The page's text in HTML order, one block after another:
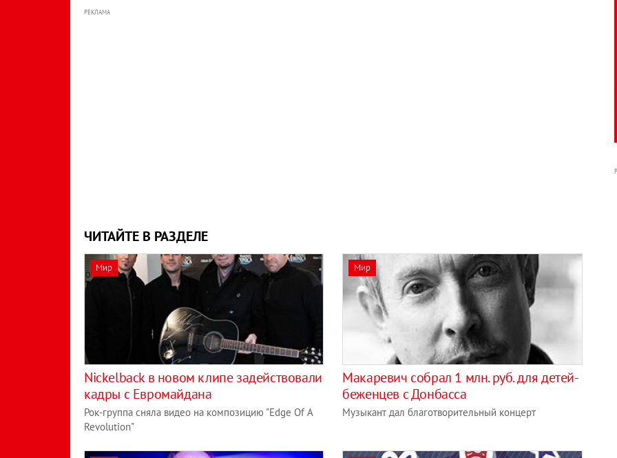
РЕКЛАМА
ЧИТАЙТЕ В РАЗДЕЛЕ
Мир
Nickelback в новом клипе задействовали
кадры с Евромайдана
Рок-группа сняла видео на композицию "Edge Of A
Revolution"
Мир
Макаревич собрал 1 млн. руб. для детей-
беженцев с Донбасса
Музыкант дал благотворительный концерт